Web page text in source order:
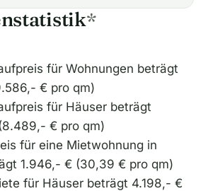
*
für Wohnungen beträgt
€ pro qm)
für Häuser beträgt
€ pro qm)
für eine Mietwohnung in
1.946,- € (30,39 € pro qm)
für Häuser beträgt 4.198,- €